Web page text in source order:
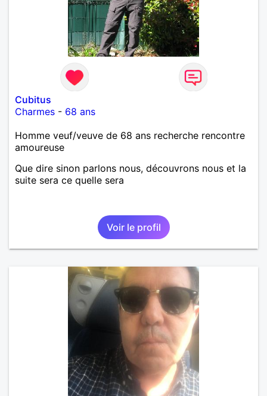
Cubitus
Charmes - 68 ans
Homme veuf/veuve de 68 ans recherche rencontre
amoureuse
Que dire sinon parlons nous, découvrons nous et la
suite sera ce quelle sera
Voir le profil